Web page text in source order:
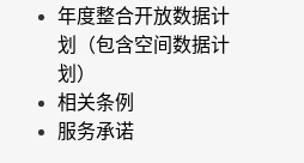
年度整合开放数据计
划（包含空间数据计
划）
相关条例
服务承诺